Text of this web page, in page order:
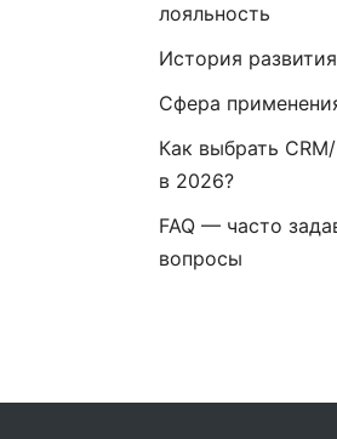
лояльность
История
Сфера
Как выбрать
в 2026?
FAQ — часто
вопросы